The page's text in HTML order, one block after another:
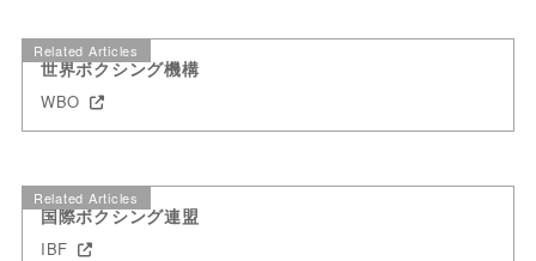
Related Articles
世界ボクシング機構
WBO
Related Articles
国際ボクシング連盟
IBF